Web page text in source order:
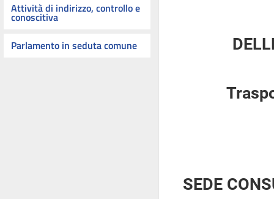
Attività di indirizzo, controllo e
conoscitiva
Parlamento in seduta comune
SEDE